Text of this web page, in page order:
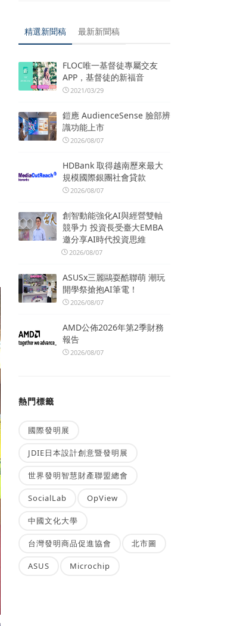
精選新聞稿 最新新聞稿
FLOC唯一基督徒專屬交友
APP，基督徒的新福音
2021/03/29
鎧應 AudienceSense 臉部辨
識功能上市
2026/08/07
HDBank 取得越南歷來最大
規模國際銀團社會貸款
2026/08/07
創智動能強化AI與經營雙軸
競爭力 投資長受臺大EMBA
邀分享AI時代投資思維
2026/08/07
ASUSx三麗鷗耍酷聯萌 潮玩
開學祭搶抱AI筆電！
2026/08/07
AMD公佈2026年第2季財務
報告
2026/08/07
熱門標籤
國際發明展
JDIE日本設計創意暨發明展
世界發明智慧財產聯盟總會
SocialLab OpView
中國文化大學
台灣發明商品促進協會 北市圖
ASUS Microchip